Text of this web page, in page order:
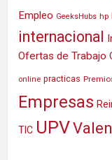
Empleo GeeksHubs hp
internacional
Ofertas de Trabajo
online practicas
Empresas
TIC UPV